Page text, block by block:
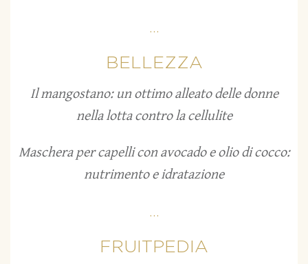
...
BELLEZZA
Il mangostano: un ottimo alleato delle donne
nella lotta contro la cellulite
Maschera per capelli con avocado e olio di cocco:
nutrimento e idratazione
...
FRUITPEDIA